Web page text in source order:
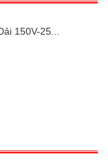
150V-25...